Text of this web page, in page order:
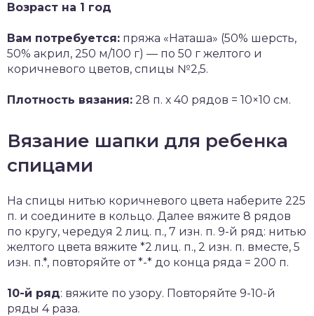
Возраст на 1 год
Вам потребуется: пряжа «Наташа» (50% шерсть,
50% акрил, 250 м/100 г) — по 50 г желтого и
коричневого цветов, спицы №2,5.
Плотность вязания: 28 п. х 40 рядов = 10×10 см.
Вязание шапки для ребенка
спицами
На спицы нитью коричневого цвета наберите 225
п. и соедините в кольцо. Далее вяжите 8 рядов
по кругу, чередуя 2 лиц. п., 7 изн. п. 9-й ряд: нитью
желтого цвета вяжите *2 лиц. п., 2 изн. п. вместе, 5
изн. п.*, повторяйте от *-* до конца ряда = 200 п.
10-й ряд: вяжите по узору. Повторяйте 9-10-й
ряды 4 раза.